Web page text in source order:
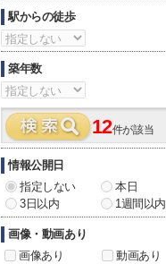
駅からの徒歩
築年数
12件が該当
情報公開日
指定しない
本日
3日以内
1週間以内
画像・動画あり
画像あり
動画あり